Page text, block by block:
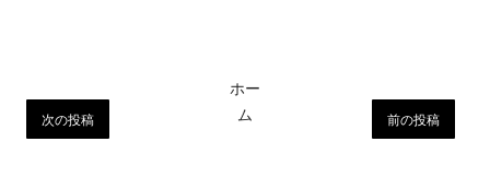
次の投稿 前の投稿
ホー
ム